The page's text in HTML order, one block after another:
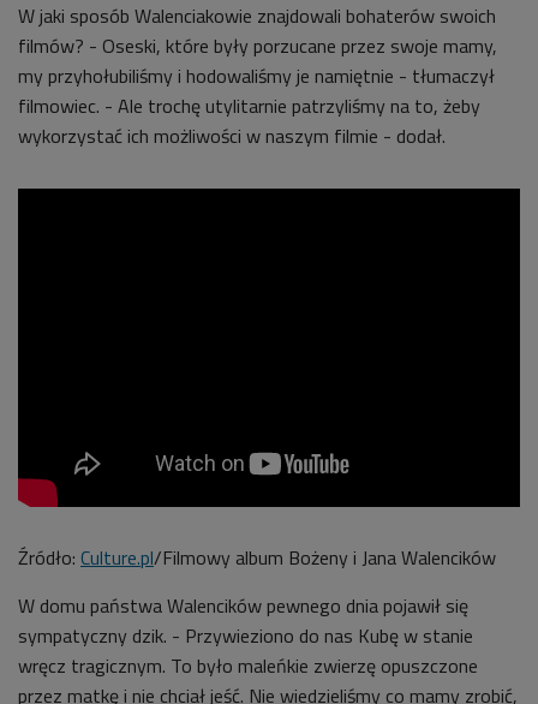
W jaki sposób Walenciakowie znajdowali bohaterów swoich
filmów? - Oseski, które były porzucane przez swoje mamy,
my przyhołubiliśmy i hodowaliśmy je namiętnie - tłumaczył
filmowiec. - Ale trochę utylitarnie patrzyliśmy na to, żeby
wykorzystać ich możliwości w naszym filmie - dodał.
Źródło: Culture.pl/Filmowy album Bożeny i Jana Walencików
W domu państwa Walencików pewnego dnia pojawił się
sympatyczny dzik. - Przywieziono do nas Kubę w stanie
wręcz tragicznym. To było maleńkie zwierzę opuszczone
przez matkę i nie chciał jeść. Nie wiedzieliśmy co mamy zrobić,